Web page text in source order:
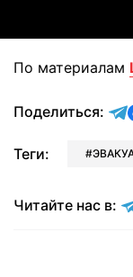
По материалам
Поделиться:
Теги:
Читайте нас в: